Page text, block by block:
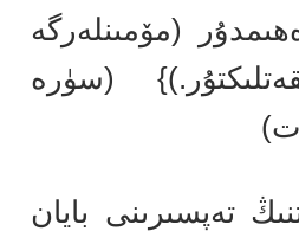
(مۆمىنلەرگە
(سۈرە
تەپسىرىنى بايان